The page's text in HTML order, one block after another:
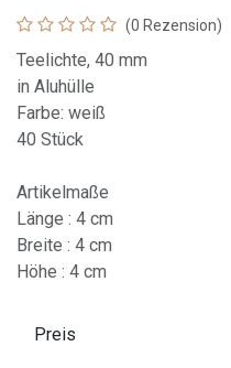
(0 Rezension)
Teelichte, 40 mm
in Aluhülle
Farbe: weiß
40 Stück
Artikelmaße
Länge : 4 cm
Breite : 4 cm
Höhe : 4 cm
Preis